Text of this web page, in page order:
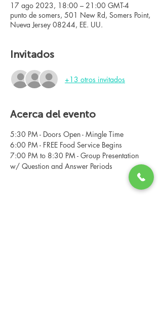
17 ago 2023, 18:00 – 21:00 GMT-4
punto de somers, 501 New Rd, Somers Point,
Nueva Jersey 08244, EE. UU.
Invitados
+13 otros invitados
Acerca del evento
5:30 PM - Doors Open - Mingle Time
6:00 PM - FREE Food Service Begins
7:00 PM to 8:30 PM - Group Presentation
w/ Question and Answer Periods